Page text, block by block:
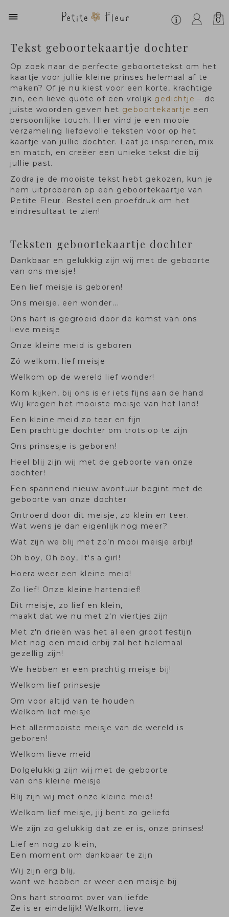
0
Tekst geboortekaartje dochter
Op zoek naar de perfecte geboortetekst om het
kaartje voor jullie kleine prinses helemaal af te
maken? Of je nu kiest voor een korte, krachtige
zin, een lieve quote of een vrolijk gedichtje – de
juiste woorden geven het geboortekaartje een
persoonlijke touch. Hier vind je een mooie
verzameling liefdevolle teksten voor op het
kaartje van jullie dochter. Laat je inspireren, mix
en match, en creëer een unieke tekst die bij
jullie past.
Zodra je de mooiste tekst hebt gekozen, kun je
hem uitproberen op een geboortekaartje van
Petite Fleur. Bestel een proefdruk om het
eindresultaat te zien!
Teksten geboortekaartje dochter
Dankbaar en gelukkig zijn wij met de geboorte
van ons meisje!
Een lief meisje is geboren!
Ons meisje, een wonder...
Ons hart is gegroeid door de komst van ons
lieve meisje
Onze kleine meid is geboren
Zó welkom, lief meisje
Welkom op de wereld lief wonder!
Kom kijken, bij ons is er iets fijns aan de hand
Wij kregen het mooiste meisje van het land!
Een kleine meid zo teer en fijn
Een prachtige dochter om trots op te zijn
Ons prinsesje is geboren!
Heel blij zijn wij met de geboorte van onze
dochter!
Een spannend nieuw avontuur begint met de
geboorte van onze dochter
Ontroerd door dit meisje, zo klein en teer.
Wat wens je dan eigenlijk nog meer?
Wat zijn we blij met zo’n mooi meisje erbij!
Oh boy, Oh boy, It's a girl!
Hoera weer een kleine meid!
Zo lief! Onze kleine hartendief!
Dit meisje, zo lief en klein,
maakt dat we nu met z'n viertjes zijn
Met z'n drieën was het al een groot festijn
Met nog een meid erbij zal het helemaal
gezellig zijn!
We hebben er een prachtig meisje bij!
Welkom lief prinsesje
Om voor altijd van te houden
Welkom lief meisje
Het allermooiste meisje van de wereld is
geboren!
Welkom lieve meid
Dolgelukkig zijn wij met de geboorte
van ons kleine meisje
Blij zijn wij met onze kleine meid!
Welkom lief meisje, jij bent zo geliefd
We zijn zo gelukkig dat ze er is, onze prinses!
Lief en nog zo klein,
Een moment om dankbaar te zijn
Wij zijn erg blij,
want we hebben er weer een meisje bij
Ons hart stroomt over van liefde
Ze is er eindelijk! Welkom, lieve